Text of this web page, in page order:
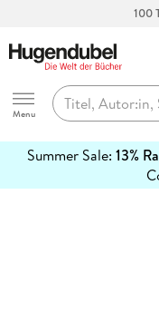
100
Hugendubel
Menu
Summer Sale: 13%
erfahren